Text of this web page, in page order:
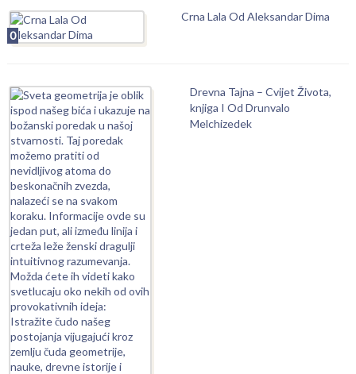
0
Crna Lala Od Aleksandar Dima
Drevna Tajna – Cvijet Života,
knjiga I Od Drunvalo
Melchizedek